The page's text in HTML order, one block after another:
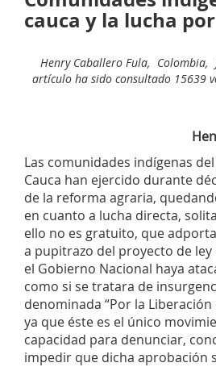
cauca y la lucha
Henry Caballero Fula, Colombia,
artículo ha sido consultado 15639
Las comunidades indígenas
Cauca han ejercido durante
de la reforma agraria,
en cuanto a lucha directa,
ello no es gratuito, que
a pupitrazo del proyecto de
el Gobierno Nacional haya
como si se tratara de
denominada “Por la Liberación
ya que éste es el único
capacidad para denunciar,
impedir que dicha aprobación